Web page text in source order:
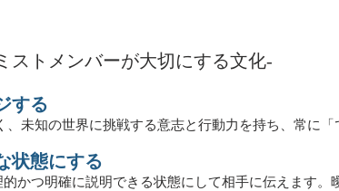
ストメンバーが大切にする文化-
する
未知の世界に挑戦する意志と行動力を持ち、常に「
状態にする
かつ明確に説明できる状態にして相手に伝えます。